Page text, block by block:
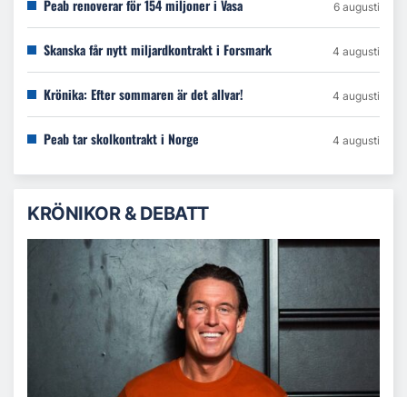
Peab renoverar för 154 miljoner i Vasa 6 augusti
Skanska får nytt miljardkontrakt i Forsmark 4 augusti
Krönika: Efter sommaren är det allvar! 4 augusti
Peab tar skolkontrakt i Norge 4 augusti
KRÖNIKOR & DEBATT